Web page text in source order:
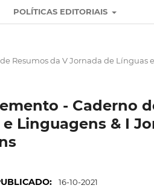
POLÍTICAS EDITORIAIS
de Resumos da V Jornada de
- Caderno
Linguagens & I
16-10-2021